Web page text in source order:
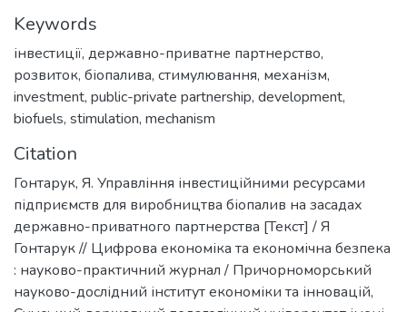
Keywords
інвестиції, державно-приватне партнерство,
розвиток, біопалива, стимулювання, механізм,
investment, public-private partnership, development,
biofuels, stimulation, mechanism
Citation
Гонтарук, Я. Управління інвестиційними ресурсами
підприємств для виробництва біопалив на засадах
державно-приватного партнерства [Текст] / Я
Гонтарук // Цифрова економіка та економічна безпека
: науково-практичний журнал / Причорноморський
науково-дослідний інститут економіки та інновацій,